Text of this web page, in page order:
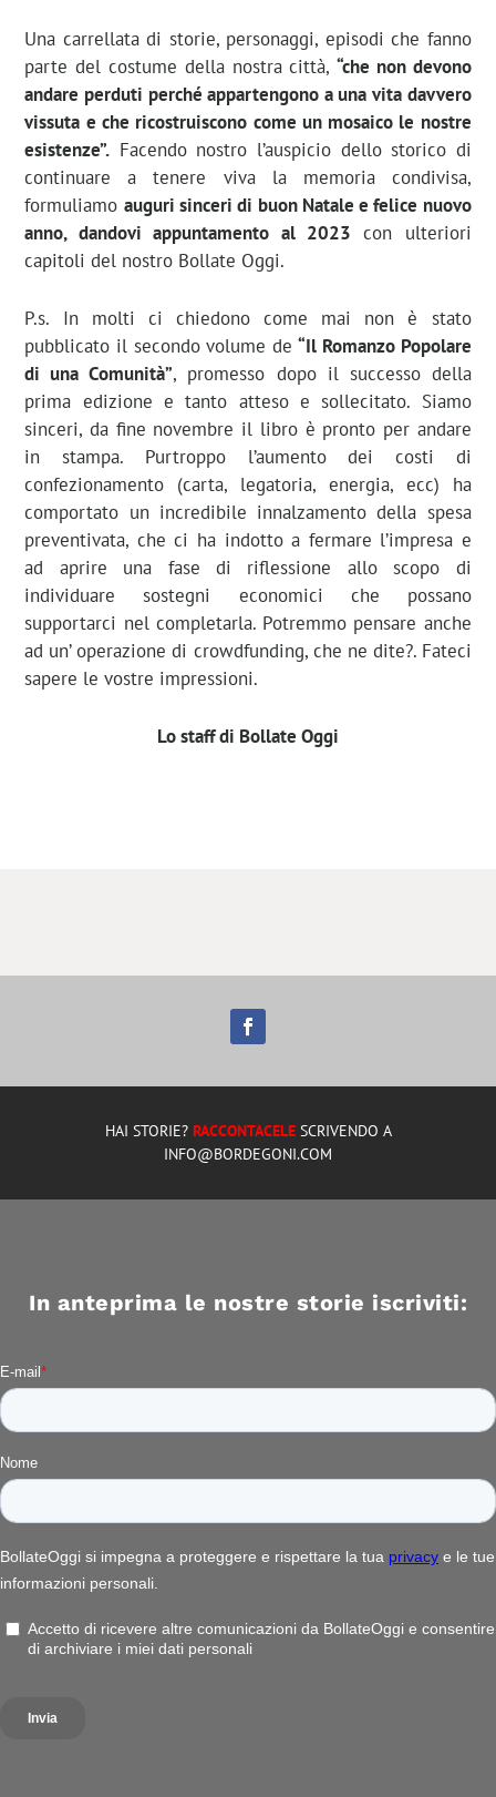
Una carrellata di storie, personaggi, episodi che fanno
parte del costume della nostra città,“che non devono
andare perduti perché appartengono a una vita davvero
vissuta e che ricostruiscono come un mosaico le nostre
esistenze”. Facendo nostro l’auspicio dello storico di
continuare a tenere viva la memoria condivisa,
formuliamo auguri sinceri di buon Natale e felice nuovo
anno, dandovi appuntamento al 2023 con ulteriori
capitoli del nostro Bollate Oggi.
P.s. In molti ci chiedono come mai non è stato
pubblicato il secondo volume de“Il Romanzo Popolare
di una Comunità”, promesso dopo il successo della
prima edizione e tanto atteso e sollecitato. Siamo
sinceri, da fine novembre il libro è pronto per andare
in stampa. Purtroppo l’aumento dei costi di
confezionamento (carta, legatoria, energia, ecc) ha
comportato un incredibile innalzamento della spesa
preventivata, che ci ha indotto a fermare l’impresa e
ad aprire una fase di riflessione allo scopo di
individuare sostegni economici che possano
supportarci nel completarla. Potremmo pensare anche
ad un’ operazione di crowdfunding, che ne dite?. Fateci
sapere le vostre impressioni.
Lo staff di Bollate Oggi
HAI STORIE? RACCONTACELESCRIVENDO A
INFO@BORDEGONI.COM
In anteprima le nostre storie iscriviti: